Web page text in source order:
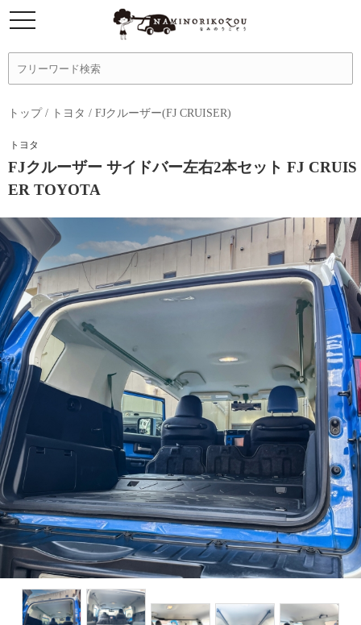
トップ/ トヨタ / FJクルーザー(FJ CRUISER)
トヨタ
FJクルーザー サイドバー左右2本セット FJ CRUIS
ER TOYOTA